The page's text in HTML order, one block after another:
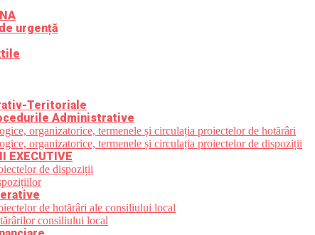
urgență
Teritoriale
Administrative
organizatorice, termenele și circulația proiectelor de hotărâri
organizatorice, termenele și circulația proiectelor de dispoziții
EXECUTIVE
de dispoziții
de hotărâri ale consiliului local
consiliului local